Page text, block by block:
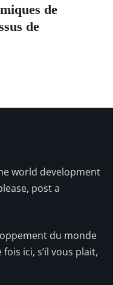
de
de
world development
post a
du monde
ici, s’il vous plait,